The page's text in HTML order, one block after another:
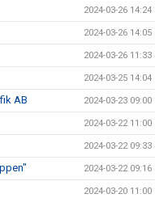
2024-03-26 14:24
2024-03-26 14:05
2024-03-26 11:33
2024-03-25 14:04
AB 2024-03-23 09:00
2024-03-22 11:00
2024-03-22 09:33
2024-03-22 09:16
2024-03-20 11:00